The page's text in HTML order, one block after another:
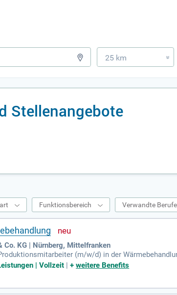
25 km »
Stellenangebote
Funktionsbereich Verwandte Berufe
Co. KG | Nürnberg, Mittelfranken
(m/w/d) in der
sowie die Bedienung von modernen
mit. Wir bieten Ihnen einen sicheren
vermögenswirksamen Leistungen
Oberflächentechnik GmbH & Co.!
| Vollzeit |+weitere Benefits